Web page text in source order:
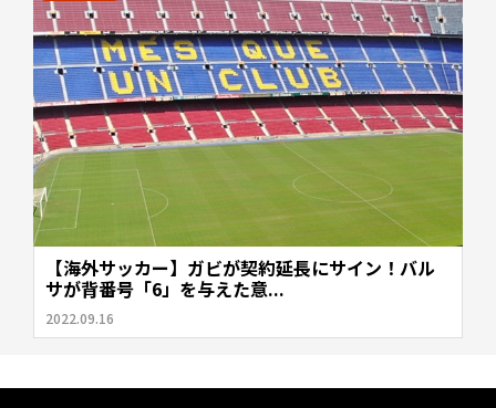
【海外サッカー】ガビが契約延長にサイン！バル
サが背番号「6」を与えた意...
2022.09.16